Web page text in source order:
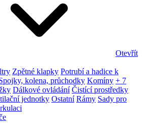
Otevřít
Zpětné klapky Potrubí a hadice k
kolena, průchodky Komíny + 7
Dálkové ovládání Čistící prostředky
jednotky Ostatní Rámy Sady pro